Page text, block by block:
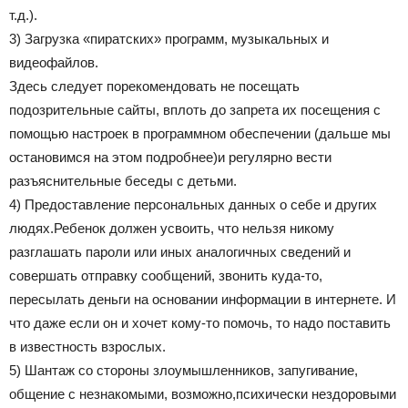
т.д.).
3) Загрузка «пиратских» программ, музыкальных и
видеофайлов.
Здесь следует порекомендовать не посещать
подозрительные сайты, вплоть до запрета их посещения с
помощью настроек в программном обеспечении (дальше мы
остановимся на этом подробнее)и регулярно вести
разъяснительные беседы с детьми.
4) Предоставление персональных данных о себе и других
людях.Ребенок должен усвоить, что нельзя никому
разглашать пароли или иных аналогичных сведений и
совершать отправку сообщений, звонить куда-то,
пересылать деньги на основании информации в интернете. И
что даже если он и хочет кому-то помочь, то надо поставить
в известность взрослых.
5) Шантаж со стороны злоумышленников, запугивание,
общение с незнакомыми, возможно,психически нездоровыми